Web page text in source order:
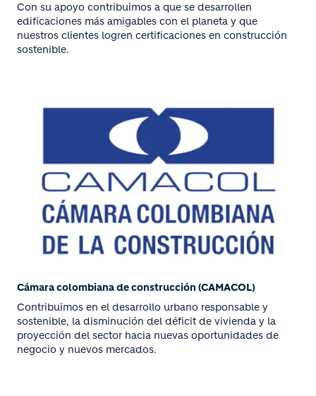
Con su apoyo contribuimos a que se desarrollen
edificaciones más amigables con el planeta y que
nuestros clientes logren certificaciones en construcción
sostenible.
Cámara colombiana de construcción (CAMACOL)
Contribuimos en el desarrollo urbano responsable y
sostenible, la disminución del déficit de vivienda y la
proyección del sector hacia nuevas oportunidades de
negocio y nuevos mercados.